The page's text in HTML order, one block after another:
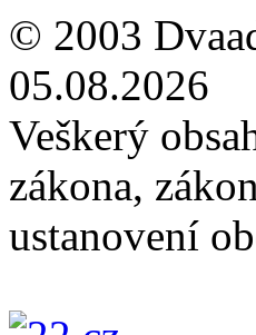
© 2003
05.08.2026
Veškerý
zákona,
ustanovení